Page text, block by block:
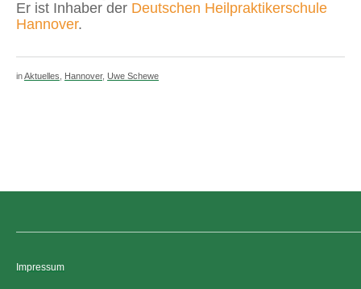
Er ist Inhaber der Deutschen Heilpraktikerschule
Hannover.
inAktuelles Hannover, Uwe Schewe
Impressum